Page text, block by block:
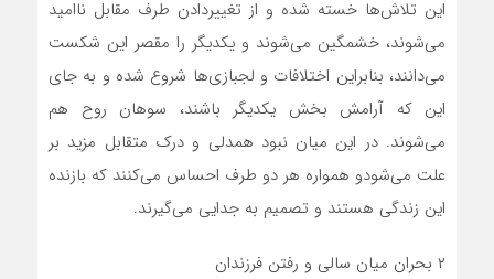
این تلاش‌ها خسته شده و از تغییردادن طرف مقابل ناامید
می‌شوند، خشمگین می‌شوند و یکدیگر را مقصر این شکست
می‌دانند، بنابراین اختلافات و لجبازی‌ها شروع شده و به جای
این که آرامش بخش یکدیگر باشند، سوهان روح هم
می‌شوند. در این میان نبود همدلی و درک متقابل مزید بر
علت می‌شودو همواره هر دو طرف احساس می‌کنند که بازنده
این زندگی هستند و تصمیم به جدایی می‌گیرند.
۲ بحران میان سالی و رفتن فرزندان